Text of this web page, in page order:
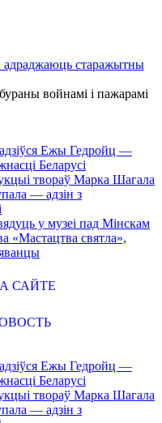
адраджаюць старажытны
войнамі і пажарамі
Ежы Гедройц —
Беларусі
твораў Марка Шагала
— адзін з
у музеі пад Мінскам
«Мастацтва святла»,
САЙТЕ
Ежы Гедройц —
Беларусі
твораў Марка Шагала
— адзін з